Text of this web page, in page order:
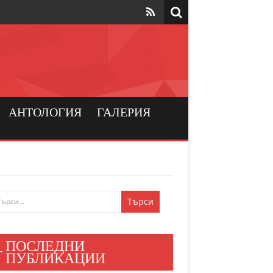
хората
мир
хора
АНТОЛОГИЯ
ГАЛЕРИЯ
ПОСЛЕДНИ
ПУБЛИКАЦИИ